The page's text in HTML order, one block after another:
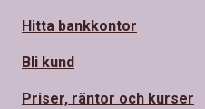
Hitta bankkontor
Bli kund
Priser, räntor och kurser